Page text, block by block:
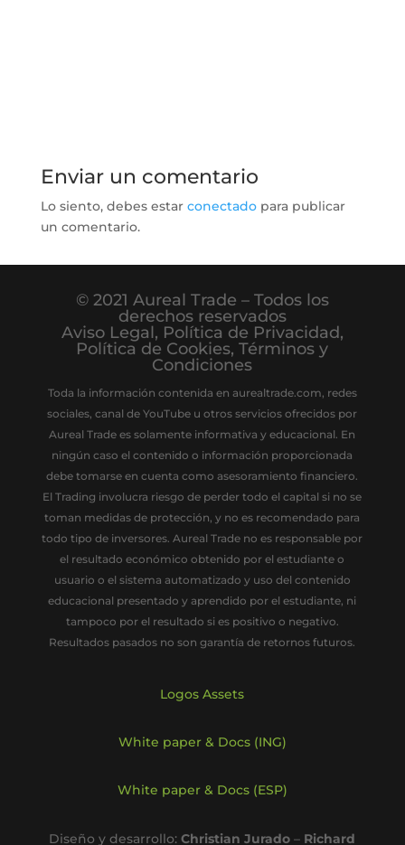
Enviar un comentario
Lo siento, debes estar conectadopara publicar
un comentario.
© 2021 Aureal Trade – Todos los
derechos reservados
Aviso Legal, Política de Privacidad,
Política de Cookies,Términos y
Condiciones
Toda la información contenida en aurealtrade.com, redes
sociales, canal de YouTube u otros servicios ofrecidos por
Aureal Trade es solamente informativa y educacional. En
ningún caso el contenido o información proporcionada
debe tomarse en cuenta como asesoramiento financiero.
El Trading involucra riesgo de perder todo el capital si no se
toman medidas de protección, y no es recomendado para
todo tipo de inversores. Aureal Trade no es responsable por
el resultado económico obtenido por el estudiante o
usuario o el sistema automatizado y uso del contenido
educacional presentado y aprendido por el estudiante, ni
tampoco por el resultado si es positivo o negativo.
Resultados pasados no son garantía de retornos futuros.
Logos Assets
White paper & Docs (ING)
White paper & Docs (ESP)
Diseño y desarrollo:Christian Jurado – Richard